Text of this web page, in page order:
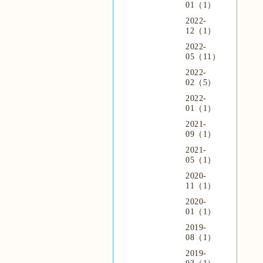
01（1）
2022-
12（1）
2022-
05（11）
2022-
02（5）
2022-
01（1）
2021-
09（1）
2021-
05（1）
2020-
11（1）
2020-
01（1）
2019-
08（1）
2019-